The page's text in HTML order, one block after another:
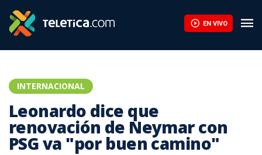
EN VIVO
INTERNACIONAL
Leonardo dice que
renovación de Neymar con
PSG va "por buen camino"